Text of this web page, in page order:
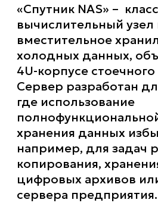
«Спутник NAS» –
вычислительный узел
вместительное
холодных данных,
4U-корпусе
Сервер разработан
где использование
хранения данных
например, для задач
копирования,
цифровых архивов
сервера предприятия.